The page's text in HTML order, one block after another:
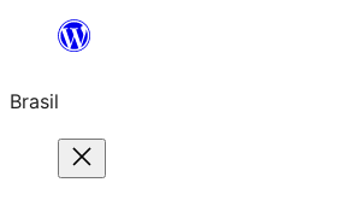
o
conteúdo
Brasil